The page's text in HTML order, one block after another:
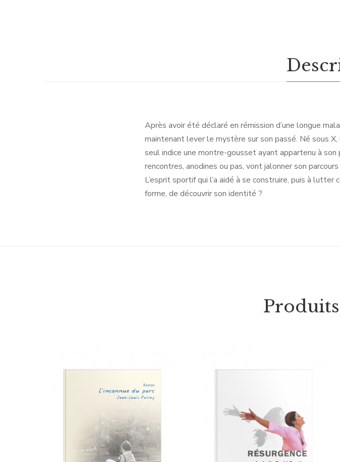
Après avoir été déclaré en rémission d’une longue
maintenant lever le mystère sur son passé. Né sous
seul indice une montre-gousset ayant appartenu à
rencontres, anodines ou pas, vont jalonner son
L’esprit sportif qui l’a aidé à se construire, puis à
forme, de découvrir son identité ?
Produits